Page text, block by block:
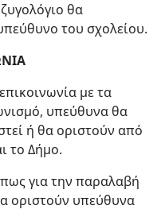
θα
του σχολείου.
με τα
υπεύθυνα θα
ή θα οριστούν από
το Δήμο.
για την παραλαβή
οριστούν υπεύθυνα